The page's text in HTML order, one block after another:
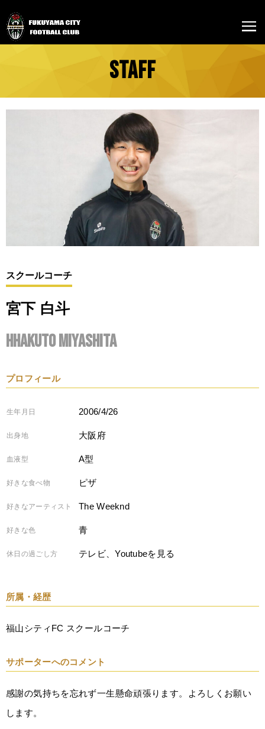
STAFF
スクールコーチ
宮下 白斗
HHakuto Miyashita
プロフィール
生年月日 2006/4/26
出身地 大阪府
血液型 A型
好きな食べ物 ピザ
好きなアーティスト The Weeknd
好きな色 青
休日の過ごし方 テレビ、Youtubeを見る
所属・経歴
福山シティFC スクールコーチ
サポーターへのコメント
感謝の気持ちを忘れず一生懸命頑張ります。よろしくお願い
します。